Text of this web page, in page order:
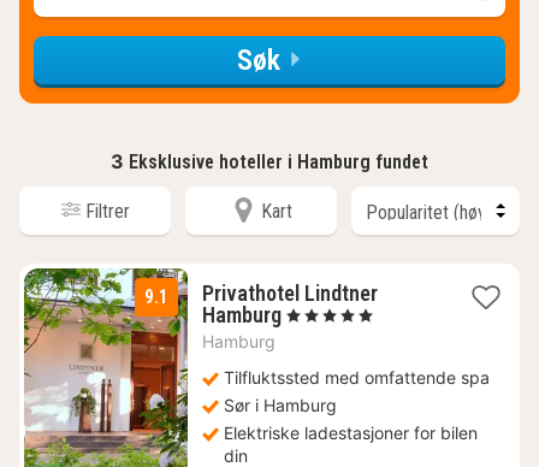
Søk
3 Eksklusive hoteller i Hamburg fundet
Filtrer Kart
9.1
Privathotel Lindtner
Hamburg1
1642
kr.
, 5 Stjerner
Hamburg
Tilfluktssted med omfattende spa
Sør i Hamburg
Elektriske ladestasjoner for bilen
din